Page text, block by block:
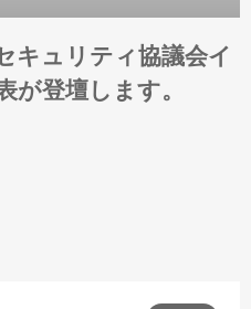
キュリティ協議会イ
が登壇します。